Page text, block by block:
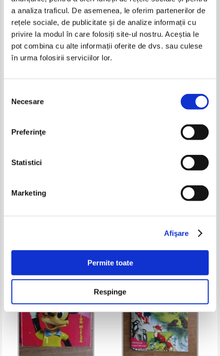
a analiza traficul. De asemenea, le oferim partenerilor de
rețele sociale, de publicitate și de analize informații cu
privire la modul în care folosiți site-ul nostru. Aceștia le
pot combina cu alte informații oferite de dvs. sau culese
în urma folosirii serviciilor lor.
consimțământului
Necesare
Preferinţe
Statistici
Marketing
Afişare
Permite toate
Respinge
Elena Gardescu - Magic
Ruth Gellersen - Printesa isi
Keri Smith - Termina aceasta
Pret:17,00Lei 6,80 Lei
-50%
Alexandru Mitru - Intoarcerea lui
Pret:16,00Lei 8,00 Lei
Adaugă în coș
-60%